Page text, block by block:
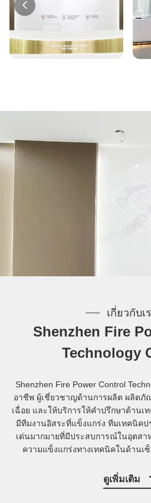
เกี่ยวกับเ
Shenzhen Fire
Technology
Shenzhen Fire Power Control
อาชีพ ผู้เชี่ยวชาญด้านการผลิต ผลิต
เฉื่อย และให้บริการให้คำปรึกษาด้าน
มีทีมงานอิสระที่แข็งแกร่ง ทีมเทคนิค
เด่นมากมายที่มีประสบการณ์ในอุตสา
ความแข็งแกร่งทางเทคนิคในด้านเ
Finder,อุปกรณ์ทดสอบมุมและผลิตภัณฑ์
ใช้ด้วยการออก
ดูเพิ่มเติม